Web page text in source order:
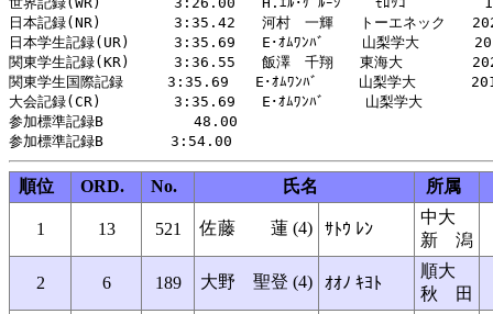
日本記録(NR)     　　3:35.42   河村　一輝   トーエネック
日本学生記録(UR)     3:35.69   E･ｵﾑﾜﾝﾊﾞ　　 山梨学大   　　
関東学生記録(KR)     3:36.55   飯澤　千翔   東海大   　　　
関東学生国際記録     3:35.69   E･ｵﾑﾜﾝﾊﾞ  　 山梨学大 　　
大会記録(CR)     　　3:35.69   E･ｵﾑﾜﾝﾊﾞ  　 山梨学大　　
参加標準記録B     　 　 48.00
順位 ORD. No. 氏名 所属
1 13 521 佐藤 蓮 (4) ｻﾄｳ ﾚﾝ
中大
新 潟
2 6 189 大野 聖登 (4) ｵｵﾉ ｷﾖﾄ
順大
秋 田